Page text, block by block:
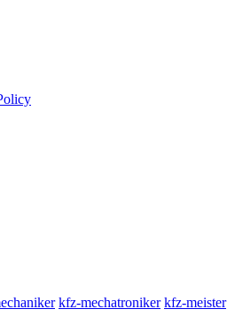
kfz-mechatroniker kfz-meister